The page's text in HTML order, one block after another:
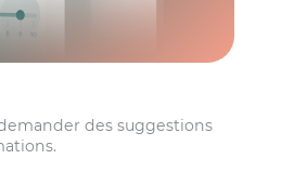
des suggestions